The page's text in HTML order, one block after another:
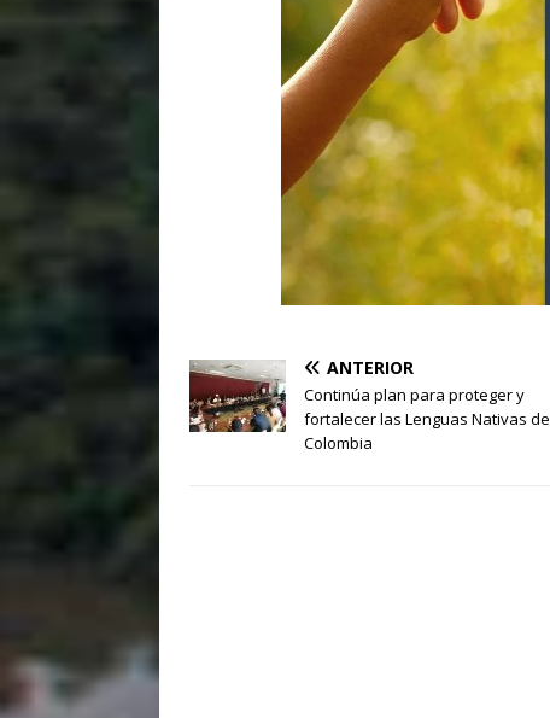
ANTERIOR
Continúa plan para proteger y
fortalecer las Lenguas Nativas de
Colombia
$1.00